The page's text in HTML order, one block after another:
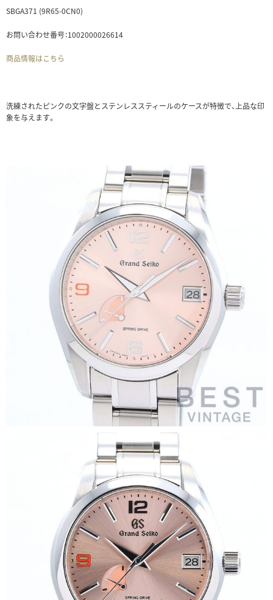
SBGA371 (9R65-0CN0)
お問い合わせ番号：1002000026614
商品情報はこちら
洗練されたピンクの文字盤とステンレススティールのケースが特徴で、上品な印
象を与えます。